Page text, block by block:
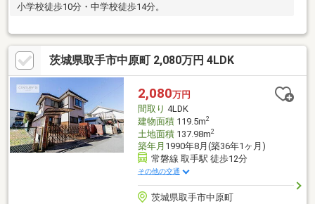
小学校徒歩10分・中学校徒歩14分。
茨城県取手市中原町 2,080万円 4LDK
2,080万円
間取り 4LDK
建物面積119.5m2
土地面積137.98m2
築年月 1990年8月(築36年1ヶ月)
常磐線 取手駅 徒歩12分
その他の交通
茨城県取手市中原町